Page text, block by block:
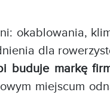
okablowania,
dla
buduje markę
miejscum